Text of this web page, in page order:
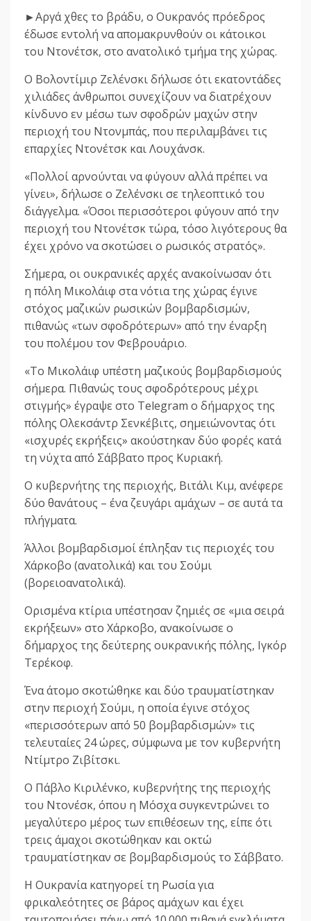
►Αργά χθες το βράδυ, ο Ουκρανός πρόεδρος
έδωσε εντολή να απομακρυνθούν οι κάτοικοι
του Ντονέτσκ, στο ανατολικό τμήμα της χώρας.
Ο Βολοντίμιρ Ζελένσκι δήλωσε ότι εκατοντάδες
χιλιάδες άνθρωποι συνεχίζουν να διατρέχουν
κίνδυνο εν μέσω των σφοδρών μαχών στην
περιοχή του Ντονμπάς, που περιλαμβάνει τις
επαρχίες Ντονέτσκ και Λουχάνσκ.
«Πολλοί αρνούνται να φύγουν αλλά πρέπει να
γίνει», δήλωσε ο Ζελένσκι σε τηλεοπτικό του
διάγγελμα. «Όσοι περισσότεροι φύγουν από την
περιοχή του Ντονέτσκ τώρα, τόσο λιγότερους θα
έχει χρόνο να σκοτώσει ο ρωσικός στρατός».
Σήμερα, οι ουκρανικές αρχές ανακοίνωσαν ότι
η πόλη Μικολάιφ στα νότια της χώρας έγινε
στόχος μαζικών ρωσικών βομβαρδισμών,
πιθανώς «των σφοδρότερων» από την έναρξη
του πολέμου τον Φεβρουάριο.
«Το Μικολάιφ υπέστη μαζικούς βομβαρδισμούς
σήμερα. Πιθανώς τους σφοδρότερους μέχρι
στιγμής» έγραψε στο Telegram ο δήμαρχος της
πόλης Ολεκσάντρ Σενκέβιτς, σημειώνοντας ότι
«ισχυρές εκρήξεις» ακούστηκαν δύο φορές κατά
τη νύχτα από Σάββατο προς Κυριακή.
Ο κυβερνήτης της περιοχής, Βιτάλι Κιμ, ανέφερε
δύο θανάτους – ένα ζευγάρι αμάχων – σε αυτά τα
πλήγματα.
Άλλοι βομβαρδισμοί έπληξαν τις περιοχές του
Χάρκοβο (ανατολικά) και του Σούμι
(βορειοανατολικά).
Ορισμένα κτίρια υπέστησαν ζημιές σε «μια σειρά
εκρήξεων» στο Χάρκοβο, ανακοίνωσε ο
δήμαρχος της δεύτερης ουκρανικής πόλης, Ιγκόρ
Τερέκοφ.
Ένα άτομο σκοτώθηκε και δύο τραυματίστηκαν
στην περιοχή Σούμι, η οποία έγινε στόχος
«περισσότερων από 50 βομβαρδισμών» τις
τελευταίες 24 ώρες, σύμφωνα με τον κυβερνήτη
Ντίμτρο Ζιβίτσκι.
Ο Πάβλο Κιριλένκο, κυβερνήτης της περιοχής
του Ντονέσκ, όπου η Μόσχα συγκεντρώνει το
μεγαλύτερο μέρος των επιθέσεων της, είπε ότι
τρεις άμαχοι σκοτώθηκαν και οκτώ
τραυματίστηκαν σε βομβαρδισμούς το Σάββατο.
Η Ουκρανία κατηγορεί τη Ρωσία για
φρικαλεότητες σε βάρος αμάχων και έχει